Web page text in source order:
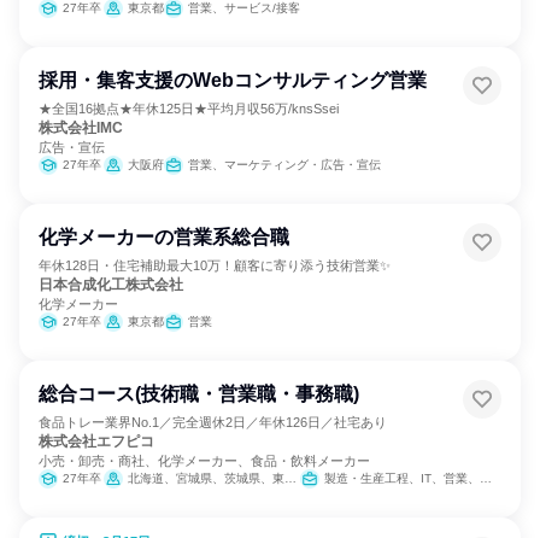
27年卒 東京都 営業、サービス/接客
採用・集客支援のWebコンサルティング営業
★全国16拠点★年休125日★平均月収56万/knsSsei
株式会社IMC
広告・宣伝
27年卒 大阪府 営業、マーケティング・広告・宣伝
化学メーカーの営業系総合職
年休128日・住宅補助最大10万！顧客に寄り添う技術営業✨
日本合成化工株式会社
化学メーカー
27年卒 東京都 営業
総合コース(技術職・営業職・事務職)
食品トレー業界No.1／完全週休2日／年休126日／社宅あり
株式会社エフピコ
小売・卸売・商社、化学メーカー、食品・飲料メーカー
27年卒 北海道、宮城県、茨城県、東京都、岐阜県、愛知県、大阪府、広島県、福岡県 製造・生産工程、IT、営業、バックオフィス・事務・受付、SCM/生産管理/購買/物流、建築/土木/プラント専門職、学術研究